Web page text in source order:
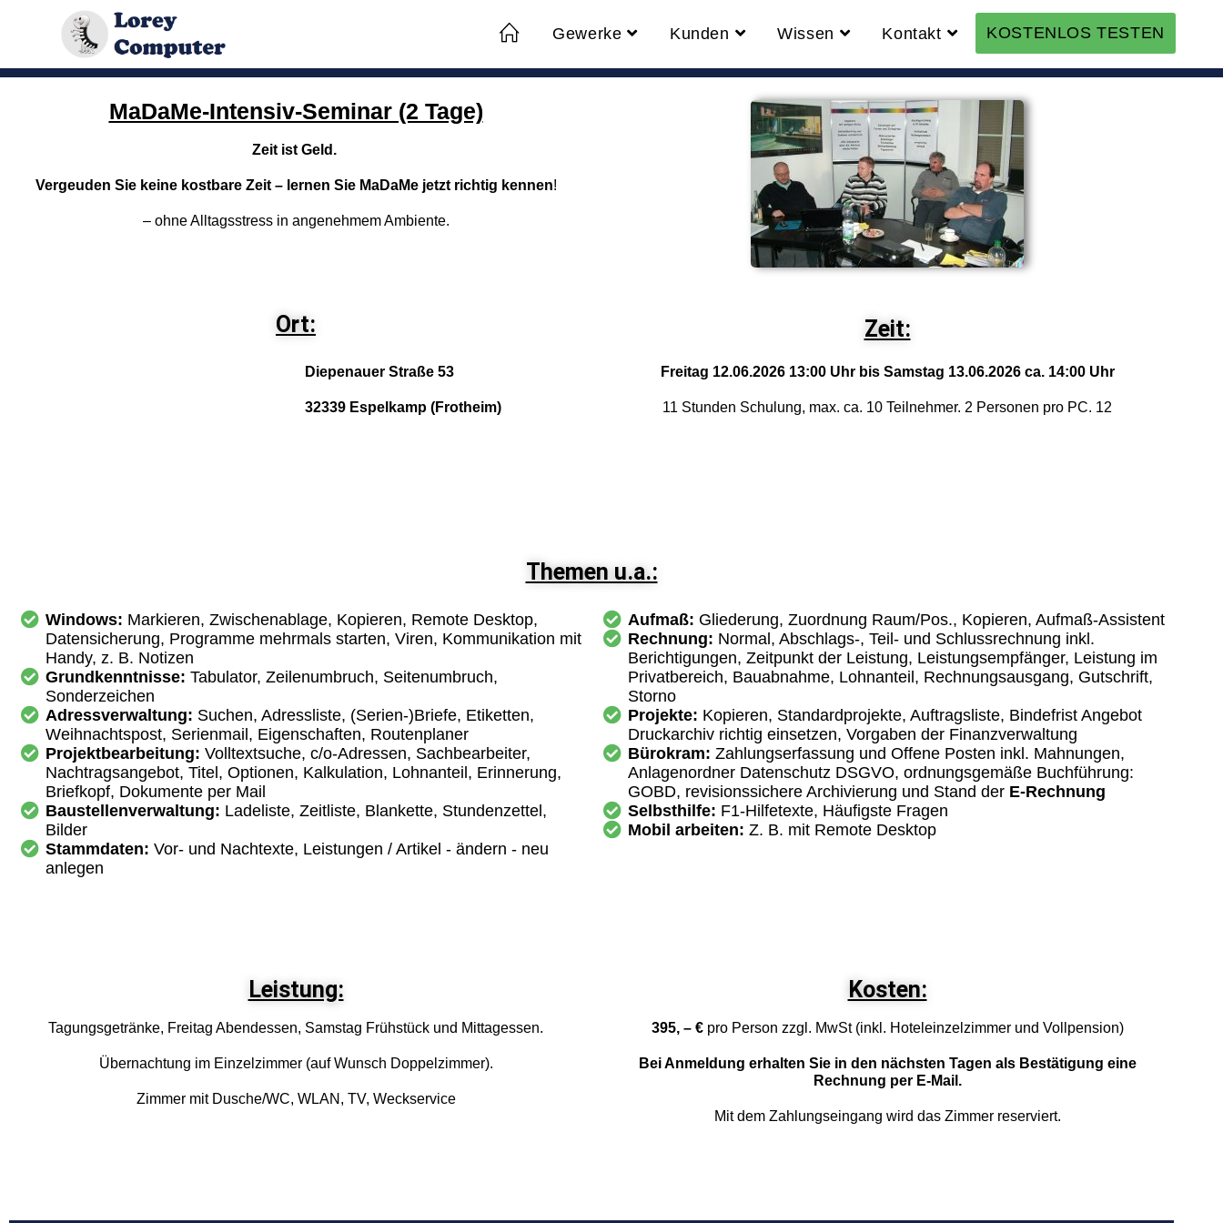
Gewerke Kunden Wissen Kontakt KOSTENLOS TESTEN
MaDaMe-Intensiv-Seminar (2 Tage)
Zeit ist Geld.
Vergeuden Sie keine kostbare Zeit – lernen Sie MaDaMe jetzt richtig kennen!
– ohne Alltagsstress in angenehmem Ambiente.
Ort:
Diepenauer Straße 53
32339 Espelkamp (Frotheim)
Zeit:
Freitag 12.06.2026 13:00 Uhr bis Samstag 13.06.2026 ca. 14:00 Uhr
11 Stunden Schulung, max. ca. 10 Teilnehmer. 2 Personen pro PC. 12
Themen u.a.:
Windows: Markieren, Zwischenablage, Kopieren, Remote Desktop,
Datensicherung, Programme mehrmals starten, Viren, Kommunikation mit
Handy, z. B. Notizen
Grundkenntnisse: Tabulator, Zeilenumbruch, Seitenumbruch,
Sonderzeichen
Adressverwaltung: Suchen, Adressliste, (Serien-)Briefe, Etiketten,
Weihnachtspost, Serienmail, Eigenschaften, Routenplaner
Projektbearbeitung: Volltextsuche, c/o-Adressen, Sachbearbeiter,
Nachtragsangebot, Titel, Optionen, Kalkulation, Lohnanteil, Erinnerung,
Briefkopf, Dokumente per Mail
Baustellenverwaltung: Ladeliste, Zeitliste, Blankette, Stundenzettel,
Bilder
Stammdaten: Vor- und Nachtexte, Leistungen / Artikel - ändern - neu
anlegen
Aufmaß: Gliederung, Zuordnung Raum/Pos., Kopieren, Aufmaß-Assistent
Rechnung: Normal, Abschlags-, Teil- und Schlussrechnung inkl.
Berichtigungen, Zeitpunkt der Leistung, Leistungsempfänger, Leistung im
Privatbereich, Bauabnahme, Lohnanteil, Rechnungsausgang, Gutschrift,
Storno
Projekte: Kopieren, Standardprojekte, Auftragsliste, Bindefrist Angebot
Druckarchiv richtig einsetzen, Vorgaben der Finanzverwaltung
Bürokram: Zahlungserfassung und Offene Posten inkl. Mahnungen,
Anlagenordner Datenschutz DSGVO, ordnungsgemäße Buchführung:
GOBD, revisionssichere Archivierung und Stand der E-Rechnung
Selbsthilfe: F1-Hilfetexte, Häufigste Fragen
Mobil arbeiten: Z. B. mit Remote Desktop
Leistung:
Tagungsgetränke, Freitag Abendessen, Samstag Frühstück und Mittagessen.
Übernachtung im Einzelzimmer (auf Wunsch Doppelzimmer).
Zimmer mit Dusche/WC, WLAN, TV, Weckservice
Kosten:
395, – €pro Person zzgl. MwSt (inkl. Hoteleinzelzimmer und Vollpension)
Bei Anmeldung erhalten Sie in den nächsten Tagen als Bestätigung eine
Rechnung per E-Mail.
Mit dem Zahlungseingang wird das Zimmer reserviert.